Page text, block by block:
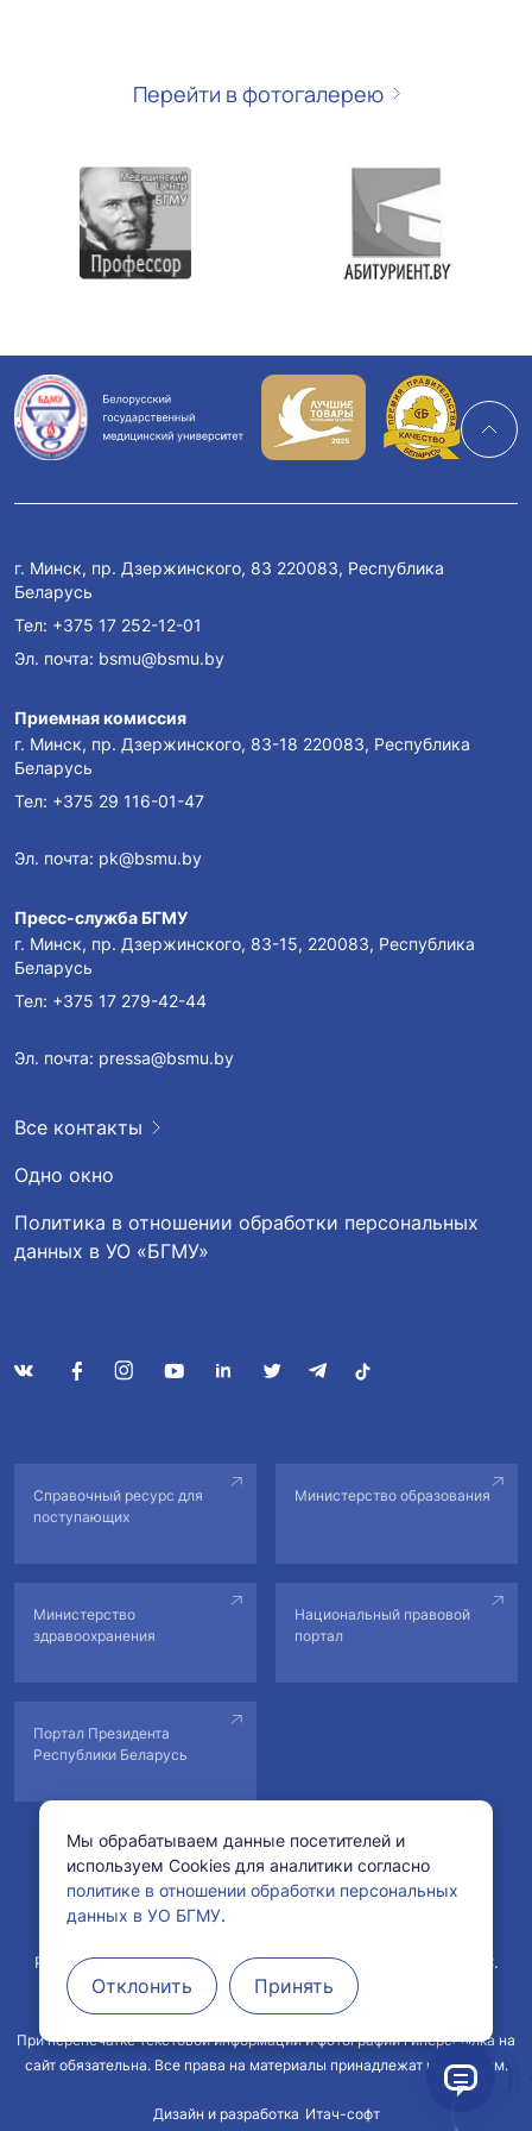
проекта «100 идей для Беларуси»
ректора БГМУ Сергея Рубниковича
Всебелорусское народное собрание:
Стратегия развития Беларуси 2026-
государственном медицинском
университете
От Республиканской студенческой
жизни и меняя мир к лучшему!
Интервью с вокальной группой
«Cantare»
Гиппократ-2023
IV Белорусско-российский форум «Нам
жить и помнить»
Первое сентября в ведущем
Перейти в фотогалерею
г. Минск, пр. Дзержинского, 83 220083, Республика
Беларусь
Тел: +375 17 252-12-01
Эл. почта: bsmu@bsmu.by
Приемная комиссия
г. Минск, пр. Дзержинского, 83-18 220083, Республика
Беларусь
Тел: +375 29 116-01-47
Эл. почта: pk@bsmu.by
Пресс-служба БГМУ
г. Минск, пр. Дзержинского, 83-15, 220083, Республика
Беларусь
Тел: +375 17 279-42-44
Эл. почта: pressa@bsmu.by
Все контакты
Одно окно
Политика в отношении обработки персональных
данных в УО «БГМУ»
Справочный ресурс для
поступающих
Министерство образования
Министерство
здравоохранения
Национальный правовой
портал
Портал Президента
Республики Беларусь
© Учреждение образования «Белорусский государственный
медицинский университет».
Рег. свидетельство №1760800571 от 29.04.2008 в ГРИРиИС.
При перепечатке текстовой информации и фотографий гиперссылка на
сайт обязательна. Все права на материалы принадлежат их авторам.
Дизайн и разработка Итач-софт
Мы обрабатываем данные посетителей и
используем Cookies для аналитики согласно
политике в отношении обработки персональных
данных в УО БГМУ.
Отклонить Принять